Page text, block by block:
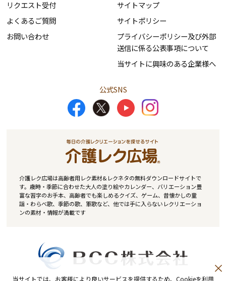
リクエスト受付
よくあるご質問
お問い合わせ
サイトマップ
サイトポリシー
プライバシーポリシー及び外部
送信に係る公表事項について
当サイトに興味のある企業様へ
公式SNS
介護レク広場は高齢者用レク素材&レクネタの無料ダウンロードサイトで
す。歳時・季節に合わせた大人の塗り絵やカレンダー、バリエーション豊
富な習字のお手本、高齢者でも楽しめるクイズ、ゲーム、昔懐かしの童
謡・わらべ歌、季節の歌、軍歌など、他では手に入らないレクリエーショ
ンの素材・情報が満載です
当サイトでは、お客様により良いサービスを提供するため、Cookieを利用